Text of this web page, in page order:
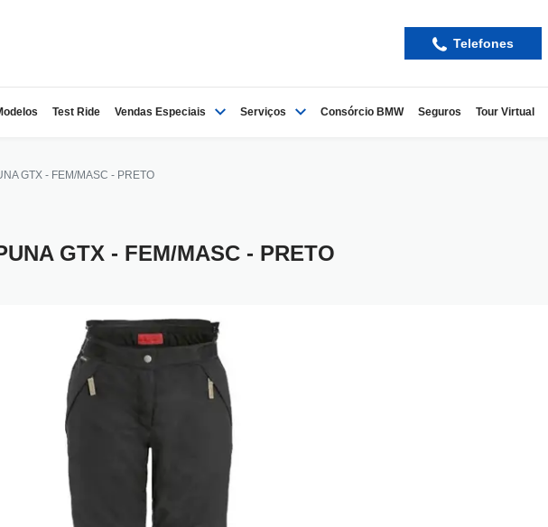
Telefones
Test Ride Vendas Especiais Serviços Consórcio BMW Seguros Tour Virtual
GTX - FEM/MASC - PRETO
GTX - FEM/MASC - PRETO